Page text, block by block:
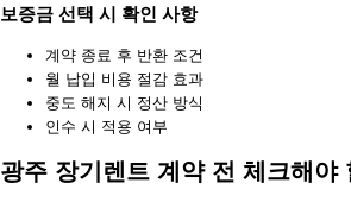
보증금 선택 시 확인 사항
계약 종료 후 반환 조건
월 납입 비용 절감 효과
중도 해지 시 정산 방식
인수 시 적용 여부
광주 장기렌트 계약 전 체크해야